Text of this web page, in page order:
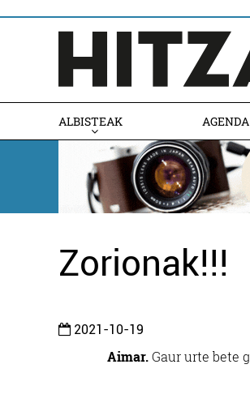
ALBISTEAK AGENDA
Zorionak!!!
2021-10-19
Aimar.Gaur urte bete